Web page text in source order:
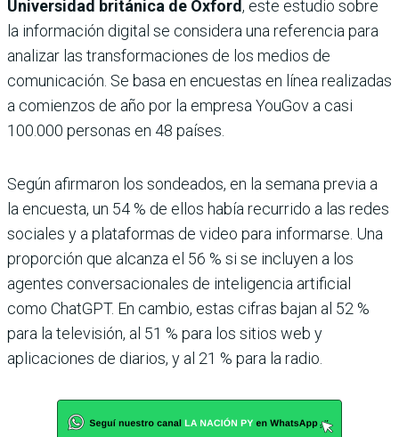
Universidad británica de Oxford, este estudio sobre
la información digital se considera una referencia para
analizar las transformaciones de los medios de
comunicación. Se basa en encuestas en línea realizadas
a comienzos de año por la empresa YouGov a casi
100.000 personas en 48 países.
Según afirmaron los sondeados, en la semana previa a
la encuesta, un 54 % de ellos había recurrido a las redes
sociales y a plataformas de video para informarse. Una
proporción que alcanza el 56 % si se incluyen a los
agentes conversacionales de inteligencia artificial
como ChatGPT. En cambio, estas cifras bajan al 52 %
para la televisión, al 51 % para los sitios web y
aplicaciones de diarios, y al 21 % para la radio.